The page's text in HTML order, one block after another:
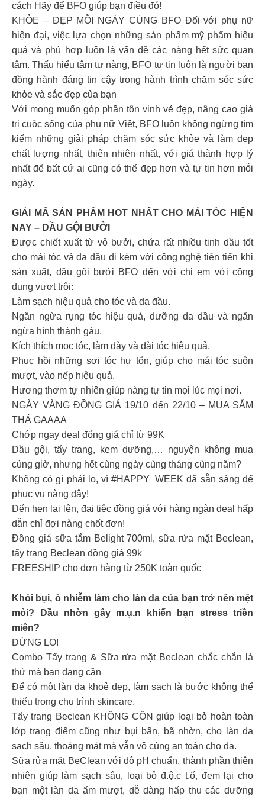
cách Hãy để BFO giúp bạn điều đó!
KHỎE – ĐẸP MỖI NGÀY CÙNG BFO Đối với phụ nữ
hiện đại, việc lựa chọn những sản phẩm mỹ phẩm hiệu
quả và phù hợp luôn là vấn đề các nàng hết sức quan
tâm. Thấu hiểu tâm tư nàng, BFO tự tin luôn là người bạn
đồng hành đáng tin cậy trong hành trình chăm sóc sức
khỏe và sắc đẹp của bạn
Với mong muốn góp phần tôn vinh vẻ đẹp, nâng cao giá
trị cuộc sống của phụ nữ Việt, BFO luôn không ngừng tìm
kiếm những giải pháp chăm sóc sức khỏe và làm đẹp
chất lượng nhất, thiên nhiên nhất, với giá thành hợp lý
nhất để bất cứ ai cũng có thể đẹp hơn và tự tin hơn mỗi
ngày.
GIẢI MÃ SẢN PHẨM HOT NHẤT CHO MÁI TÓC HIỆN
NAY – DẦU GỘI BƯỞI
Được chiết xuất từ vỏ bưởi, chứa rất nhiều tinh dầu tốt
cho mái tóc và da đầu đi kèm với công nghệ tiên tiến khi
sản xuất, dầu gội bưởi BFO đến với chị em với công
dụng vượt trội:
Làm sạch hiệu quả cho tóc và da đầu.
Ngăn ngừa rụng tóc hiệu quả, dưỡng da dầu và ngăn
ngừa hình thành gàu.
Kích thích mọc tóc, làm dày và dài tóc hiệu quả.
Phục hồi những sợi tóc hư tổn, giúp cho mái tóc suôn
mượt, vào nếp hiệu quả.
Hương thơm tự nhiên giúp nàng tự tin mọi lúc mọi nơi.
NGÀY VÀNG ĐỒNG GIÁ 19/10 đến 22/10 – MUA SẮM
THẢ GAAAA
Chớp ngay deal đổng giá chỉ từ 99K
Dầu gội, tẩy trang, kem dưỡng,… nguyện không mua
cùng giờ, nhưng hết cùng ngày cùng tháng cùng năm?
Không có gì phải lo, vì #HAPPY_WEEK đã sẵn sàng để
phục vụ nàng đây!
Đến hẹn lại lên, đại tiệc đồng giá với hàng ngàn deal hấp
dẫn chỉ đợi nàng chốt đơn!
Đồng giá sữa tắm Belight 700ml, sữa rửa mặt Beclean,
tẩy trang Beclean đồng giá 99k
FREESHIP cho đơn hàng từ 250K toàn quốc
Khói bụi, ô nhiễm làm cho làn da của bạn trở nên mệt
mỏi? Dầu nhờn gây m.ụ.n khiến bạn stress triền
miên?
ĐỪNG LO!
Combo Tẩy trang & Sữa rửa mặt Beclean chắc chắn là
thứ mà bạn đang cần
Để có một làn da khoẻ đẹp, làm sạch là bước không thể
thiếu trong chu trình skincare.
Tẩy trang Beclean KHÔNG CỒN giúp loại bỏ hoàn toàn
lớp trang điểm cũng như bụi bẩn, bã nhờn, cho làn da
sạch sâu, thoáng mát mà vẫn vô cùng an toàn cho da.
Sữa rửa mặt BeClean với độ pH chuẩn, thành phần thiên
nhiên giúp làm sạch sâu, loại bỏ đ.ộ.c t.ố, đem lại cho
bạn một làn da ẩm mượt, dễ dàng hấp thu các dưỡng